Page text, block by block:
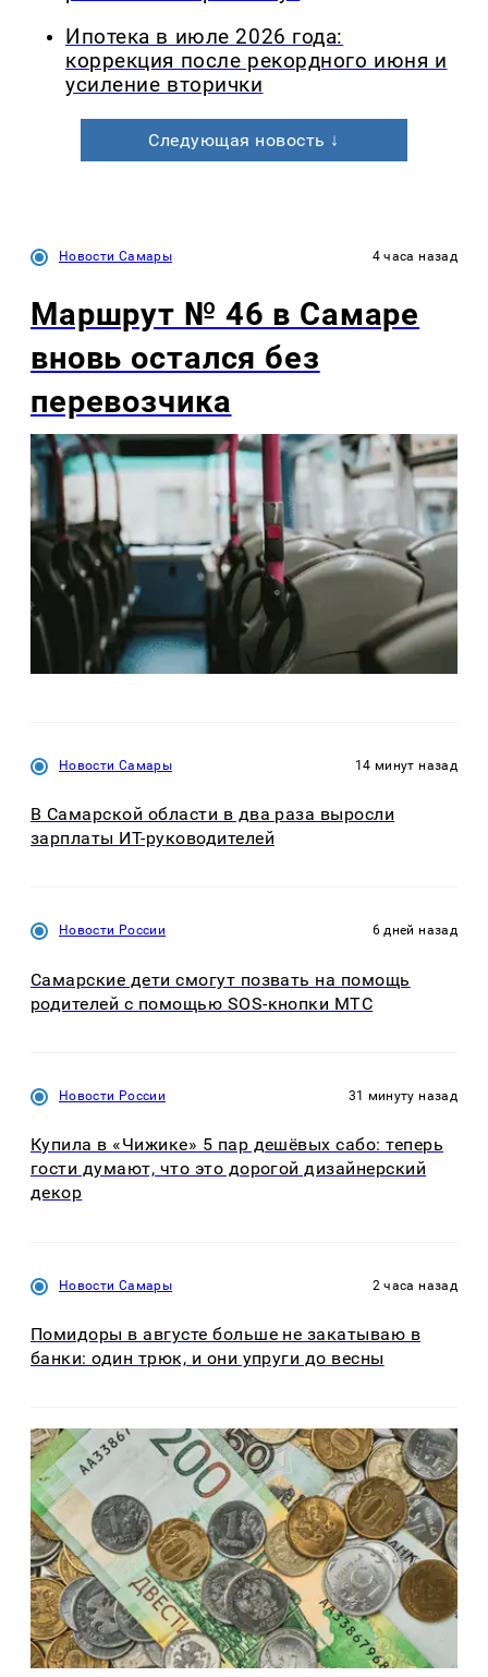
Ипотека в июле 2026 года:
коррекция после рекордного июня и
усиление вторички
Следующая новость ↓
Новости Самары 4 часа назад
Маршрут № 46 в Самаре
вновь остался без
перевозчика
Новости Самары 14 минут назад
В Самарской области в два раза выросли
зарплаты ИТ-руководителей
Новости России 6 дней назад
Самарские дети смогут позвать на помощь
родителей с помощью SOS-кнопки МТС
Новости России 31 минуту назад
Купила в «Чижике» 5 пар дешёвых сабо: теперь
гости думают, что это дорогой дизайнерский
декор
Новости Самары 2 часа назад
Помидоры в августе больше не закатываю в
банки: один трюк, и они упруги до весны